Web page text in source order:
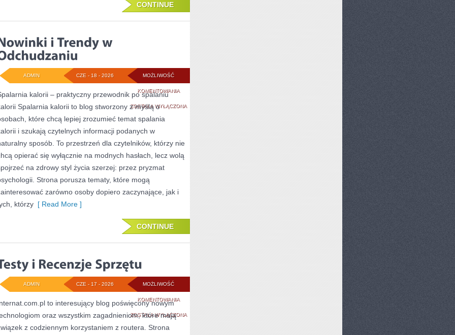
CONTINUE
MOŻLIWOŚĆ
KOMENTOWANIANOWINKI
I
TRENDY
ODCHUDZANIU
ZOSTAŁA WYŁĄCZONA
CZE - 18 - 2026
ADMIN
kalorii – praktyczny przewodnik po spalaniu
Spalarnia kalorii to blog stworzony z myślą o
które chcą lepiej zrozumieć temat spalania
i szukają czytelnych informacji podanych w
sposób. To przestrzeń dla czytelników, którzy nie
opierać się wyłącznie na modnych hasłach, lecz wolą
na zdrowy styl życia szerzej: przez pryzmat
Strona porusza tematy, które mogą
zarówno osoby dopiero zaczynające, jak i
którzy [ Read More ]
CONTINUE
MOŻLIWOŚĆ
KOMENTOWANIATESTY
I
RECENZJE
ZOSTAŁA WYŁĄCZONA
CZE - 17 - 2026
ADMIN
to interesujący blog poświęcony nowym
oraz wszystkim zagadnieniom, które mają
z codziennym korzystaniem z routera. Strona